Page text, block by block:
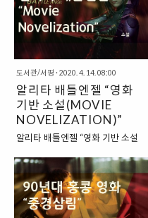
른 곳이 되었다. 용산역 인근은 깔끔
한 분위기로 이미지 반전..
독립서점이면서 작은 영화관이라고
할 수 있는 이곳은 “이스트씨네”라
는 곳이다. “작은 카페, 작은 영화관,
작은 책방, 작은 숙소? 이스트씨네”
이스트씨네라는 공간을 한 단어로
정의하기는 쉽지 않은 곳이다. 작은
공간에서 여러 가지가 벌어지는 곳
이라고 할 수 있다. 우선, 작은 카페
라고도 칭할 수 있을 것 같은데, 이
뉴를 판매하고 있기 때문이다. 가게
한쪽에는 스크린이 부착되어 있고,
좌석이 마련되어 있는데, 여기에서
영화를 소규모로 볼 수 있을 것 같다
는 생각이 들기도 한다. 그런 측면에
서는 이곳은..
도서관/서평 · 2020. 4. 14. 08:00
알리타 배틀엔젤 “영화
기반 소설(MOVIE
NOVELIZATION)”
알리타 배틀엔젤 “영화 기반 소설
적 최근에 일본 만화를 기반으로 한
영화가 제작되었습니다. “알리타 :
배틀엔젤(ALITA : BATTLE
ANGEL)”이라는 제목의 작품이었